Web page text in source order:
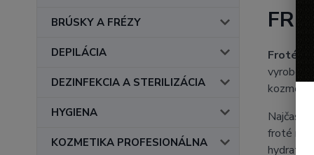
BRÚSKY A FRÉZY
DEPILÁCIA
DEZINFEKCIA A STERILIZÁCIA
HYGIENA
KOZMETIKA PROFESIONÁLNA
Froté
froté